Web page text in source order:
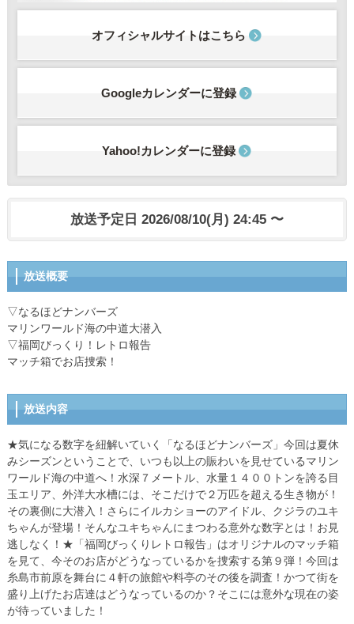
オフィシャルサイトはこちら
Googleカレンダーに登録
Yahoo!カレンダーに登録
放送予定日 2026/08/10(月) 24:45 〜
放送概要
▽なるほどナンバーズ
マリンワールド海の中道大潜入
▽福岡びっくり！レトロ報告
マッチ箱でお店捜索！
放送内容
★気になる数字を紐解いていく「なるほどナンバーズ」今回は夏休
みシーズンということで、いつも以上の賑わいを見せているマリン
ワールド海の中道へ！水深７メートル、水量１４００トンを誇る目
玉エリア、外洋大水槽には、そこだけで２万匹を超える生き物が！
その裏側に大潜入！さらにイルカショーのアイドル、クジラのユキ
ちゃんが登場！そんなユキちゃんにまつわる意外な数字とは！お見
逃しなく！★「福岡びっくりレトロ報告」はオリジナルのマッチ箱
を見て、今そのお店がどうなっているかを捜索する第９弾！今回は
糸島市前原を舞台に４軒の旅館や料亭のその後を調査！かつて街を
盛り上げたお店達はどうなっているのか？そこには意外な現在の姿
が待っていました！